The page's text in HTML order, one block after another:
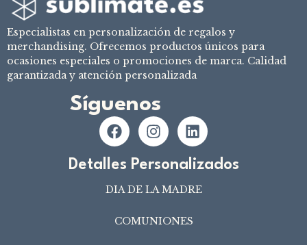
Especialistas en personalización de regalos y
merchandising. Ofrecemos productos únicos para
ocasiones especiales o promociones de marca. Calidad
garantizada y atención personalizada
Síguenos
Detalles Personalizados
DIA DE LA MADRE
COMUNIONES